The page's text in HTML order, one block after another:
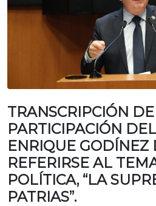
TRANSCRIPCIÓN
PARTICIPACIÓN
ENRIQUE GODÍNEZ
REFERIRSE AL
POLÍTICA, “LA
PATRIAS”.